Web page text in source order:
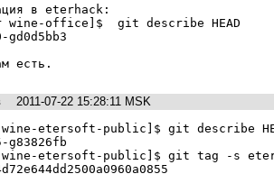
в eterhack:
wine-office]$  git describe HEAD
есть.
2011-07-22 15:28:11 MSK
wine-etersoft-public]$ git describe
g83826fb
wine-etersoft-public]$ git tag -s